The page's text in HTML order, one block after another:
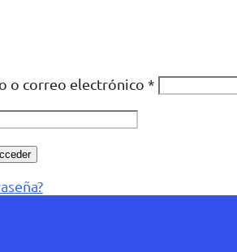
o correo electrónico *